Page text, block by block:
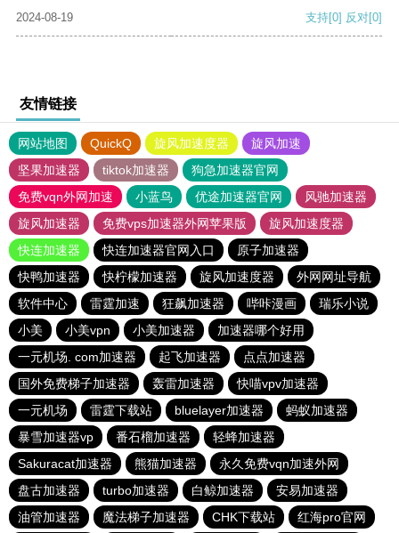
2024-08-19
支持[0] 反对[0]
友情链接
网站地图 QuickQ 旋风加速度器
旋风加速
坚果加速器
tiktok加速器
狗急加速器官网
免费vqn外网加速
小蓝鸟 优途加速器官网
风驰加速器
旋风加速器
免费vps加速器外网苹果版
旋风加速度器
快连加速器
快连加速器官网入口
原子加速器
快鸭加速器
快柠檬加速器 旋风加速度器
外网网址导航
软件中心
雷霆加速 狂飙加速器 哔咔漫画
瑞乐小说
小美
小美vpn 小美加速器
加速器哪个好用
一元机场. com加速器
起飞加速器
点点加速器
国外免费梯子加速器
轰雷加速器
快喵vpv加速器
一元机场
雷霆下载站 bluelayer加速器
蚂蚁加速器
暴雪加速器vp
番石榴加速器
轻蜂加速器
Sakuracat加速器
熊猫加速器
永久免费vqn加速外网
盘古加速器
turbo加速器 白鲸加速器
安易加速器
油管加速器
魔法梯子加速器 CHK下载站 红海pro官网